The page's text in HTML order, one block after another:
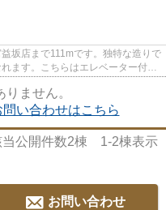
坂店まで111mです。独特な造りで
ます。こちらはエレベーター付き
ません。
い合わせはこちら
当公開件数2棟 1-2棟表示
お問い合わせ